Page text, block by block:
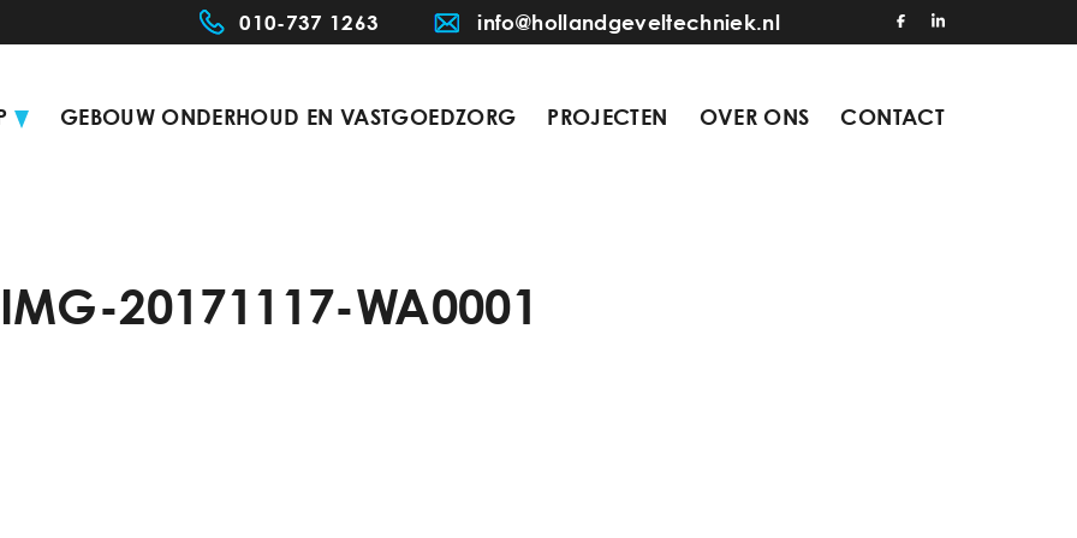
010-737 1263 info@hollandgeveltechniek.nl
GEBOUW ONDERHOUD EN VASTGOEDZORG PROJECTEN OVER ONS CONTACT
IMG-20171117-WA0001